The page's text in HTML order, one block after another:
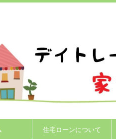
住宅ローンについて